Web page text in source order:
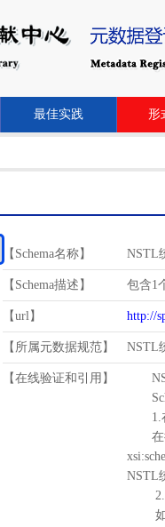
最佳实践 形
【Schema名称】 NSTL
【Schema描述】 包含1
【url】 http://
【所属元数据规范】 NSTL
【在线验证和引用】
1.
在待
NSTL
2.
如需